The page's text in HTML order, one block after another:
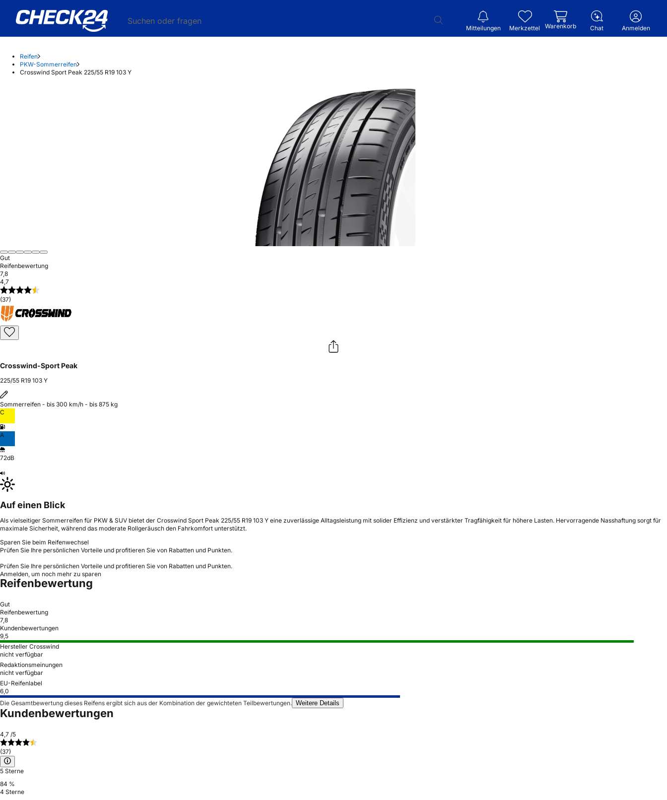
Suchen oder fragen
Mitteilungen Merkzettel Warenkorb Chat Anmelden
Reifen
PKW-Sommerreifen
Crosswind Sport Peak 225/55 R19 103 Y
Gut
Reifenbewertung
7,8
4,7
(37)
Crosswind-Sport Peak
225/55 R19 103 Y
Sommerreifen - bis 300 km/h - bis 875 kg
C
A
72dB
Auf einen Blick
Als vielseitiger Sommerreifen für PKW & SUV bietet der Crosswind Sport Peak 225/55 R19 103 Y eine zuverlässige Alltagsleistung mit solider Effizienz und verstärkter Tragfähigkeit für höhere Lasten. Hervorragende Nasshaftung sorgt für
maximale Sicherheit, während das moderate Rollgeräusch den Fahrkomfort unterstützt.
Sparen Sie beim Reifenwechsel
Prüfen Sie Ihre persönlichen Vorteile und profitieren Sie von Rabatten und Punkten.
Prüfen Sie Ihre persönlichen Vorteile und profitieren Sie von Rabatten und Punkten.
Anmelden, um noch mehr zu sparen
Reifenbewertung
Gut
Reifenbewertung
7,8
Kundenbewertungen
9,5
Hersteller Crosswind
nicht verfügbar
Redaktionsmeinungen
nicht verfügbar
EU-Reifenlabel
6,0
Die Gesamtbewertung dieses Reifens ergibt sich aus der Kombination der gewichteten Teilbewertungen. Weitere Details
Kundenbewertungen
4,7 /5
(37)
5 Sterne
84 %
4 Sterne